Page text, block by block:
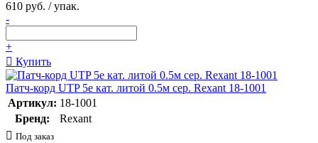
610 руб. / упак.
-
+
Купить
Патч-корд UTP 5e кат. литой 0.5м сер. Rexant 18-1001
Артикул: 18-1001
Бренд:
Rexant
Под заказ